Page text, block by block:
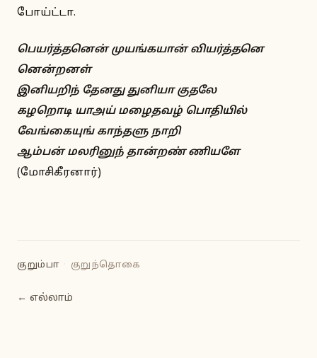
போய்ட்டா.
பெயர்த்தனென் முயங்கயான் வியர்த்தனெ
னென்றனள்
இனியறிந் தேனது துனியா குதலே
கழறொடி யாஅய் மழைதவழ் பொதியில்
வேங்கையுங் காந்தளு நாறி
ஆம்பன் மலரினுந் தான்றண் ணியளே
(மோசிகீரனார்)
குறும்பா குறுந்தொகை
← எல்லாம்